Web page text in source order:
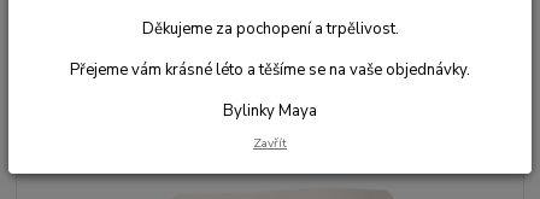
Sypané bylinné čaje Čaje pro děti Dětský čaj Imuník – 100 g
Dětský čaj Imuník – 100 g
Děkujeme za pochopení a trpělivost.
Přejeme vám krásné léto a těšíme se na vaše objednávky.
Bylinky Maya
Zavřít